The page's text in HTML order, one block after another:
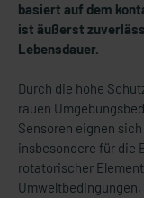
basiert auf dem
ist äußerst
Lebensdauer.
Durch die hohe
rauen
Sensoren eignen
insbesondere für die
rotatorischer